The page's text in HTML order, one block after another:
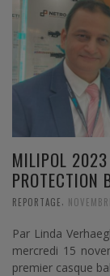
MILIPOL 2023
PROTECTION
REPORTAGE
Par Linda
mercredi 15
premier casque